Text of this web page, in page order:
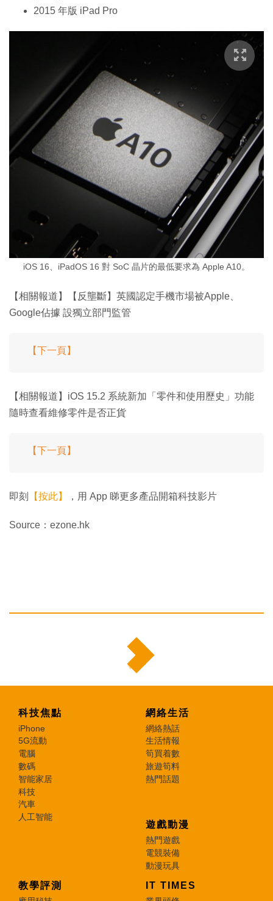
2015 年版 iPad Pro
iOS 16、iPadOS 16 對 SoC 晶片的最低要求為 Apple A10。
【相關報道】【反壟斷】英國認定手機市場被Apple、
Google佔據 設獨立部門監管
【下一頁】
【相關報道】iOS 15.2 系統新加「零件和使用歷史」功能
隨時查看維修零件是否正貨
【下一頁】
即刻 【按此】 ，用 App 睇更多產品開箱科技影片
Source：ezone.hk
科技焦點
iPhone
5G流動
電腦
數碼
智能家居
科技
汽車
人工智能
網絡生活
網絡熱話
生活情報
筍買着數
旅遊筍料
熱門話題
遊戲動漫
熱門遊戲
電競裝備
動漫玩具
教學評測 IT TIMES